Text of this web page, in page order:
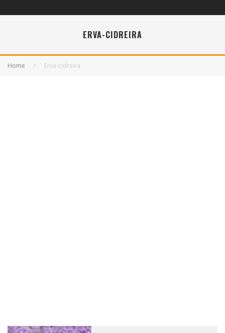
ERVA-CIDREIRA
Home Erva-cidreira